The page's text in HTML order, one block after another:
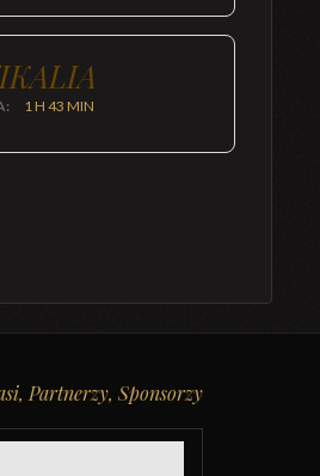
1 H 43 MIN
Partnerzy, Sponsorzy